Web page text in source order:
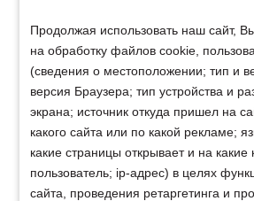
Продолжая использовать наш сайт,
на обработку файлов cookie,
(сведения о местоположении; тип и
версия Браузера; тип устройства и
экрана; источник откуда пришел на
какого сайта или по какой рекламе;
какие страницы открывает и на
пользователь; ip-адрес) в целях
сайта, проведения ретаргетинга и